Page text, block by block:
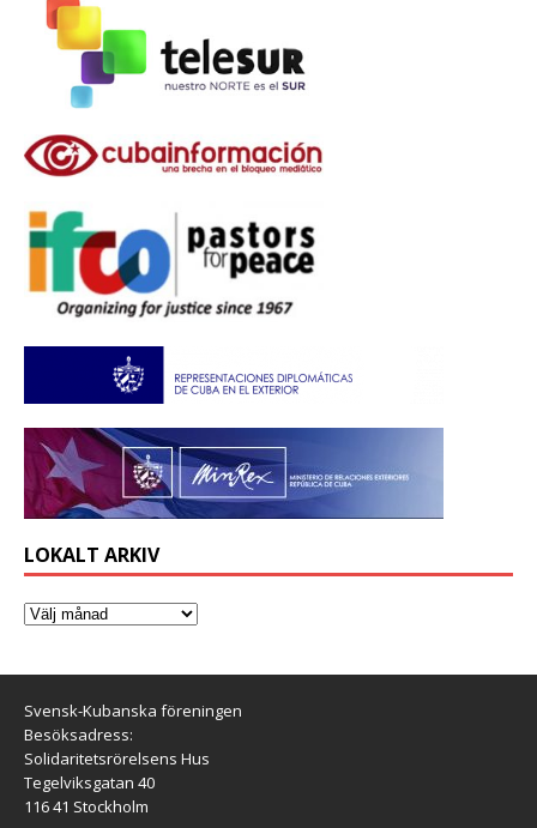
LOKALT ARKIV
Svensk-Kubanska föreningen
Besöksadress:
Solidaritetsrörelsens Hus
Tegelviksgatan 40
116 41 Stockholm